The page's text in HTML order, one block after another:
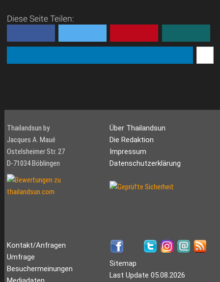
Diese Seite Teilen:
Thailandsun by
Jacques A. Maué
Ostelsheimer Str. 27
D-71034 Böblingen
Über Thailandsun
Die Redaktion
Impressum
Datenschutzerklärung
Kontakt/Anfragen
Umfrage
Besuchermeinungen
Sitemap
Last Update 05.08.2026